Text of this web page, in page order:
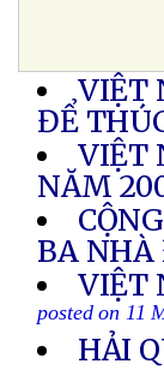
VIỆT
ĐỂ
VIỆT
NĂM
BA
VIỆT
posted on 11
HẢI